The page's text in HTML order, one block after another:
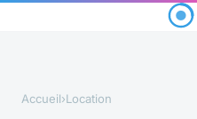
Accueil›Location